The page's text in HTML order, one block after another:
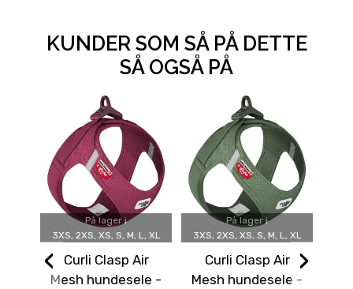
KUNDER SOM SÅ PÅ DETTE
SÅ OGSÅ PÅ
På lager i
3XS, 2XS, XS, S, M, L, XL
Curli Clasp Air
Mesh hundesele -
På lager i
3XS, 2XS, XS, S, M, L, XL
Curli Clasp Air
Mesh hundesele -
‹ ›